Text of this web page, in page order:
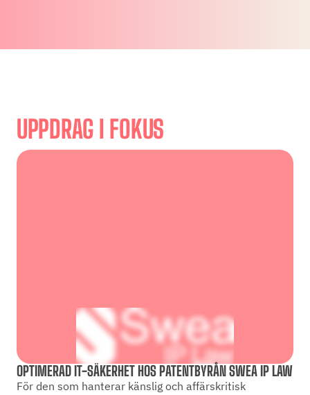
UPPDRAG I FOKUS
OPTIMERAD IT-SÄKERHET HOS PATENTBYRÅN SWEA IP LAW
För den som hanterar känslig och affärskritisk